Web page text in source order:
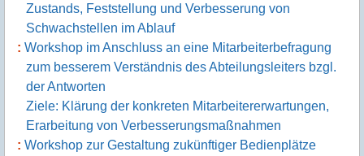
Zustands, Feststellung und Verbesserung von
Schwachstellen im Ablauf
Workshop im Anschluss an eine Mitarbeiterbefragung
zum besserem Verständnis des Abteilungsleiters bzgl.
der Antworten
Ziele: Klärung der konkreten Mitarbeitererwartungen,
Erarbeitung von Verbesserungsmaßnahmen
Workshop zur Gestaltung zukünftiger Bedienplätze